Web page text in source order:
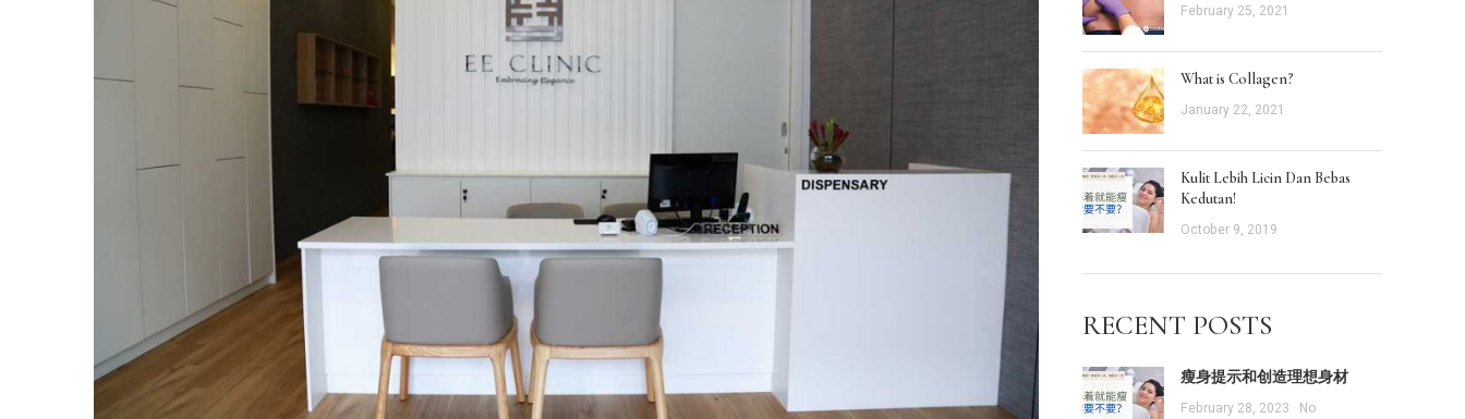
February 25, 2021
What is Collagen?
January 22, 2021
Kulit Lebih Licin Dan Bebas
Kedutan!
October 9, 2019
RECENT POSTS
瘦身提示和创造理想身材
February 28, 2023
No